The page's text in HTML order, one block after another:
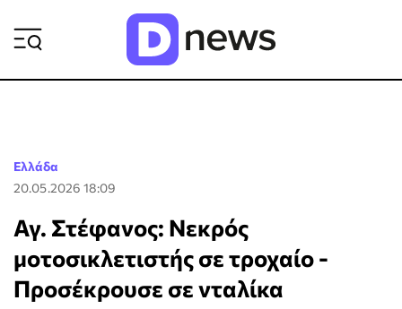
Ελλάδα
20.05.2026 18:09
Αγ. Στέφανος: Νεκρός
μοτοσικλετιστής σε τροχαίο -
Προσέκρουσε σε νταλίκα